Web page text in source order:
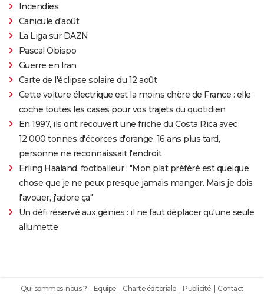
Incendies
Canicule d'août
La Liga sur DAZN
Pascal Obispo
Guerre en Iran
Carte de l'éclipse solaire du 12 août
Cette voiture électrique est la moins chère de France : elle
coche toutes les cases pour vos trajets du quotidien
En 1997, ils ont recouvert une friche du Costa Rica avec
12 000 tonnes d'écorces d'orange. 16 ans plus tard,
personne ne reconnaissait l'endroit
Erling Haaland, footballeur : "Mon plat préféré est quelque
chose que je ne peux presque jamais manger. Mais je dois
l'avouer, j'adore ça"
Un défi réservé aux génies : il ne faut déplacer qu'une seule
allumette
Qui sommes-nous ? Equipe Charte éditoriale Publicité Contact